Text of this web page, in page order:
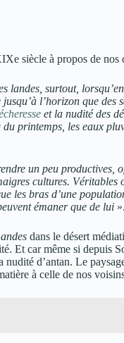
siècle à propos de nos
landes, surtout,
l’horizon que des
et la nudité des
printemps, les eaux
un peu productives,
cultures.
les bras d’une
émaner que de lui ».
dans le désert
Et car même si depuis
d’antan. Le
à celle de nos